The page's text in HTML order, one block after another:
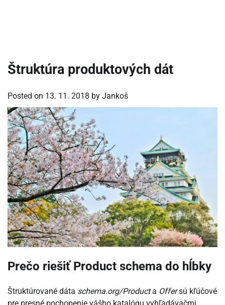
Štruktúra produktových dát
Posted on 13. 11. 2018 by Jankoš
Prečo riešiť Product schema do hĺbky
Štruktúrované dáta schema.org/Producta Offersú kľúčové